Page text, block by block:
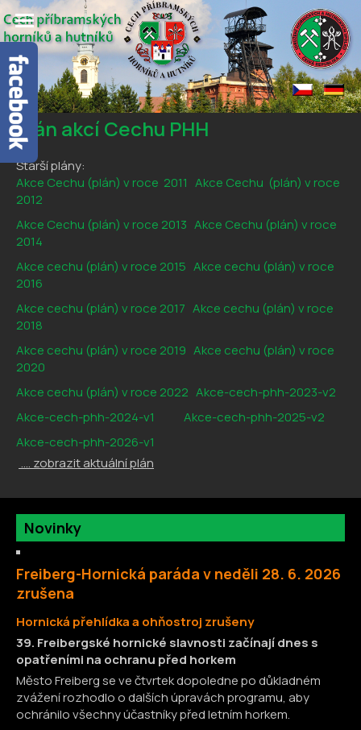
Plán akcí Cechu PHH
Starší plány:
Akce Cechu (plán) v roce 2011 Akce Cechu (plán) v roce
2012
Akce Cechu (plán) v roce 2013 Akce Cechu (plán) v roce
2014
Akce cechu (plán) v roce 2015 Akce cechu (plán) v roce
2016
Akce cechu (plán) v roce 2017 Akce cechu (plán) v roce
2018
Akce cechu (plán) v roce 2019 Akce cechu (plán) v roce
2020
Akce cechu (plán) v roce 2022 Akce-cech-phh-2023-v2
Akce-cech-phh-2024-v1
Akce-cech-phh-2025-v2
Akce-cech-phh-2026-v1
.... zobrazit aktuální plán
Novinky
Freiberg-Hornická paráda v neděli 28. 6. 2026
zrušena
Hornická přehlídka a ohňostroj zrušeny
39. Freibergské hornické slavnosti začínají dnes s
opatřeními na ochranu před horkem
Město Freiberg se ve čtvrtek dopoledne po důkladném
zvážení rozhodlo o dalších úpravách programu, aby
ochránilo všechny účastníky před letním horkem.